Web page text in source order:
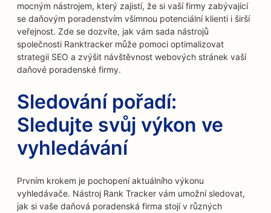
mocným nástrojem, který zajistí, že si vaší firmy zabývající
se daňovým poradenstvím všimnou potenciální klienti i širší
veřejnost. Zde se dozvíte, jak vám sada nástrojů
společnosti Ranktracker může pomoci optimalizovat
strategii SEO a zvýšit návštěvnost webových stránek vaší
daňové poradenské firmy.
Sledování pořadí:
Sledujte svůj výkon ve
vyhledávání
Prvním krokem je pochopení aktuálního výkonu
vyhledávače. Nástroj Rank Tracker vám umožní sledovat,
jak si vaše daňová poradenská firma stojí v různých